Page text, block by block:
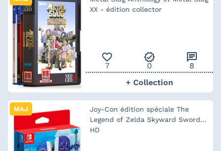
XX - édition collector
favorite_outline
7
verified
0
chat
8
+ Collection
MAJ
Joy-Con édition spéciale The
Legend of Zelda Skyward Sword
HD